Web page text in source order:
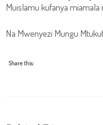
Muislamu kufanya miamala
Na Mwenyezi Mungu
Share this: